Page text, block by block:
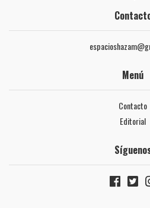
Menú
Contacto
Editorial